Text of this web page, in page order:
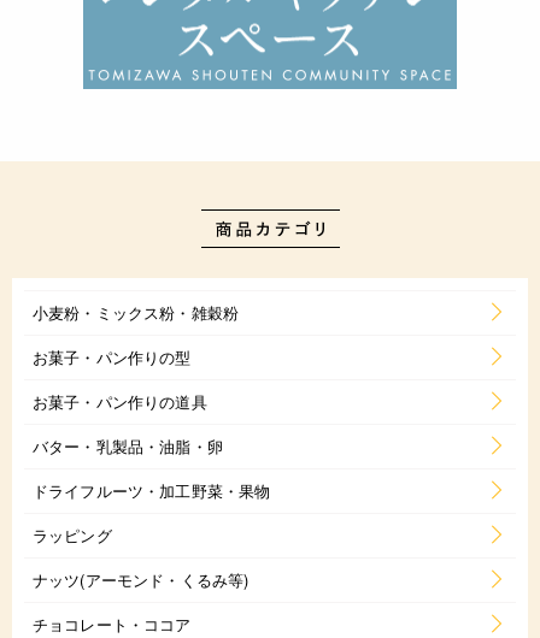
小麦粉・ミックス粉・雑穀粉
お菓子・パン作りの型
お菓子・パン作りの道具
バター・乳製品・油脂・卵
ドライフルーツ・加工野菜・果物
ラッピング
ナッツ(アーモンド・くるみ等)
チョコレート・ココア